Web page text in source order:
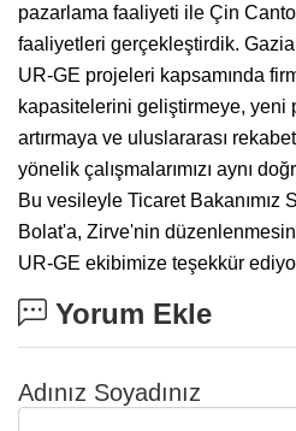
pazarlama faaliyeti ile Çin
faaliyetleri gerçekleştirdik.
UR-GE projeleri kapsamında
kapasitelerini geliştirmeye, yeni
artırmaya ve uluslararası
yönelik çalışmalarımızı aynı
Bu vesileyle Ticaret Bakanımız
Bolat'a, Zirve'nin
UR-GE ekibimize teşekkür
Yorum Ekle
Adınız Soyadınız